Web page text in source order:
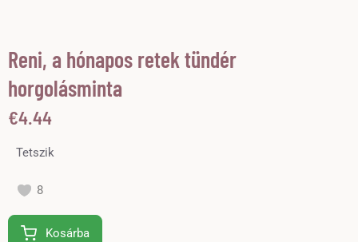
Reni, a hónapos retek tündér
horgolásminta
€4.44
Tetszik
8
Kosárba